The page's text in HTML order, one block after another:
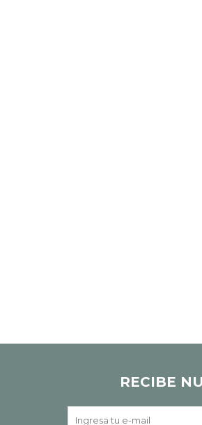
RECIBE